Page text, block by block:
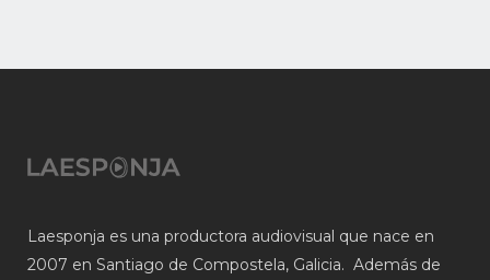
Laesponja es una productora audiovisual que nace en
2007 en Santiago de Compostela, Galicia. Además de